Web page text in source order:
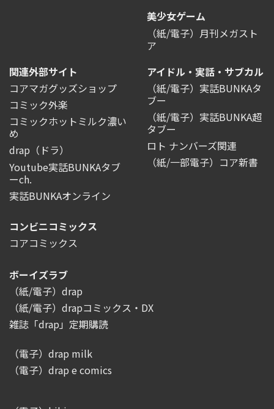
美少女ゲーム
（紙/電子）月刊メガスト
ア
関連外部サイト
コアマガグッズショップ
コミック外楽
コミックホットミルク濃い
め
drap（ドラ）
Youtube実話BUNKAタブ
ーch.
実話BUNKAオンライン
アイドル・実話・サブカル
（紙/電子）実話BUNKAタ
ブー
（紙/電子）実話BUNKA超
タブー
ロト ナンバーズ関連
（紙/一部電子）コア新書
コンビニコミックス
コアコミックス
ボーイズラブ
（紙/電子）drap
（紙/電子）drapコミックス・DX
雑誌「drap」定期購読
（電子）drap milk
（電子）drap e comics